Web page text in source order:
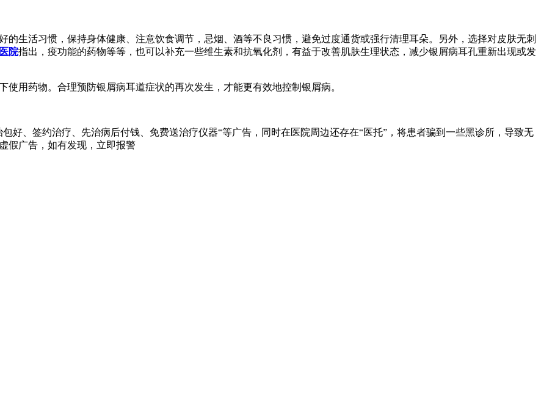
的生活习惯，保持身体健康、注意饮食调节，忌烟、酒等不良习惯，避免过度通货或强行清理耳朵。另外，选择对皮肤无刺
院指出，疫功能的药物等等，也可以补充一些维生素和抗氧化剂，有益于改善肌肤生理状态，减少银屑病耳孔重新出现或发
用药物。合理预防银屑病耳道症状的再次发生，才能更有效地控制银屑病。
好、签约治疗、先治病后付钱、免费送治疗仪器“等广告，同时在医院周边还存在“医托”，将患者骗到一些黑诊所，导致无
假广告，如有发现，立即报警